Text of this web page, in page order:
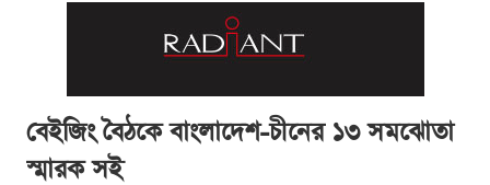
বেইজিং বৈঠকে বাংলাদেশ-চীনের ১৩ সমঝোতা
স্মারক সই